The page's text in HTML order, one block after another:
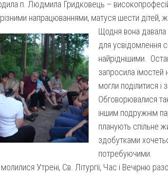
п. Людмила Гридковець –
напрацюваннями, матуся шести дітей,
Щодня вона давала
для усвідомлення
найріднішими.
запросила
могли поділитися і
Обговорювалися
іншим подружнім
планують спільне
здобутками
потребуючими.
Утрені, Св. Літургії, Час і Вечірню